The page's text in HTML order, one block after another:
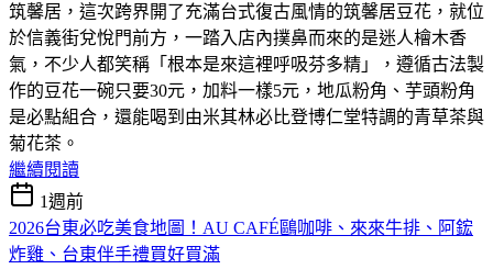
筑馨居，這次跨界開了充滿台式復古風情的筑馨居豆花，就位
於信義街兌悅門前方，一踏入店內撲鼻而來的是迷人檜木香
氣，不少人都笑稱「根本是來這裡呼吸芬多精」，遵循古法製
作的豆花一碗只要30元，加料一樣5元，地瓜粉角、芋頭粉角
是必點組合，還能喝到由米其林必比登博仁堂特調的青草茶與
菊花茶。
繼續閱讀
1週前
2026台東必吃美食地圖！AU CAFÉ鷗咖啡、來來牛排、阿鋐
炸雞、台東伴手禮買好買滿